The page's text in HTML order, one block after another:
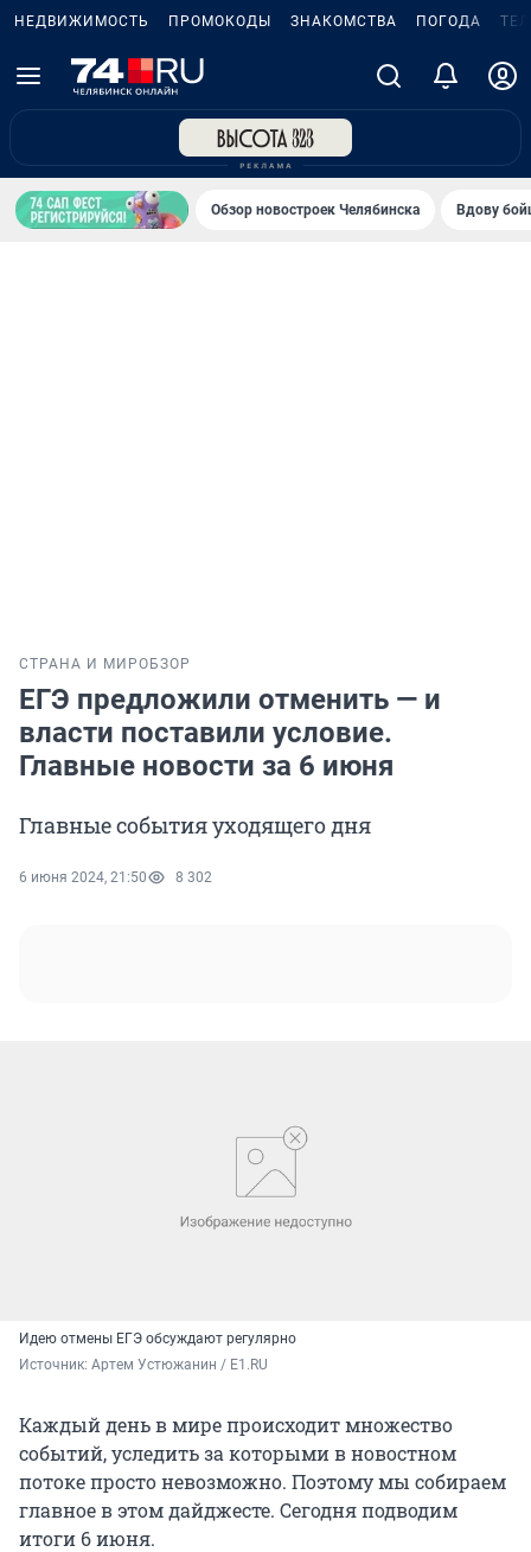
НЕДВИЖИМОСТЬ ПРОМОКОДЫ ЗНАКОМСТВА ПОГОДА
Обзор новостроек Челябинска Вдову
СТРАНА И МИРОБЗОР
ЕГЭ предложили отменить — и
власти поставили условие.
Главные новости за 6 июня
Главные события уходящего дня
6 июня 2024, 21:50 8 302
Идею отмены ЕГЭ обсуждают регулярно
Источник: Артем Устюжанин / E1.RU
Каждый день в мире происходит множество
событий, уследить за которыми в новостном
потоке просто невозможно. Поэтому мы собираем
главное в этом дайджесте. Сегодня подводим
итоги 6 июня.